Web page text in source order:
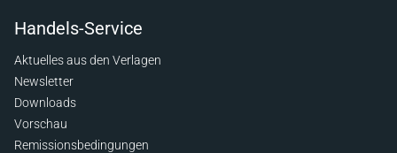
Handels-Service
Aktuelles aus den Verlagen
Newsletter
Downloads
Vorschau
Remissionsbedingungen